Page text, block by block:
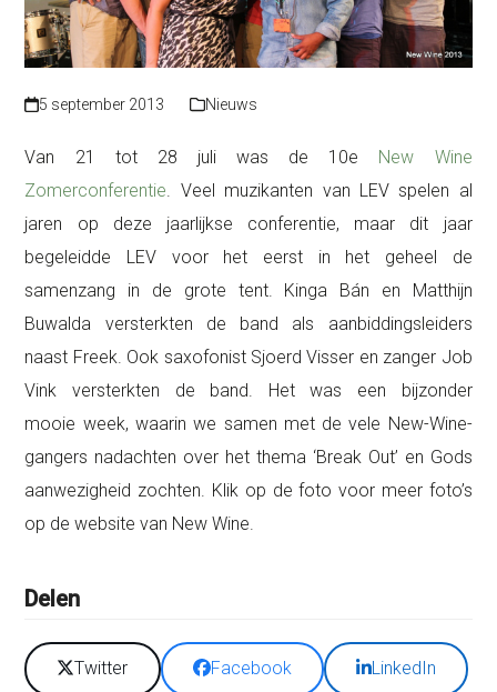
5 september 2013 Nieuws
Van 21 tot 28 juli was de 10e New Wine
Zomerconferentie . Veel muzikanten van LEV spelen al
jaren op deze jaarlijkse conferentie, maar dit jaar
begeleidde LEV voor het eerst in het geheel de
samenzang in de grote tent. Kinga Bán en Matthijn
Buwalda versterkten de band als aanbiddingsleiders
naast Freek. Ook saxofonist Sjoerd Visser en zanger Job
Vink versterkten de band. Het was een bijzonder
mooie week, waarin we samen met de vele New-Wine-
gangers nadachten over het thema ‘Break Out’ en Gods
aanwezigheid zochten. Klik op de foto voor meer foto’s
op de website van New Wine.
Delen
Twitter Facebook LinkedIn